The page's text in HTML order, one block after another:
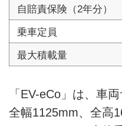
自賠責保険（2年分）
乗車定員
最大積載量
「EV-eCo」は、車
全幅1125mm、全高